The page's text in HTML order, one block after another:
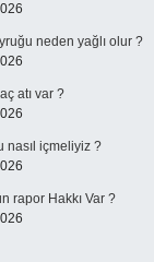
neden yağlı olur ?
atı var ?
nasıl içmeliyiz ?
rapor Hakkı Var ?